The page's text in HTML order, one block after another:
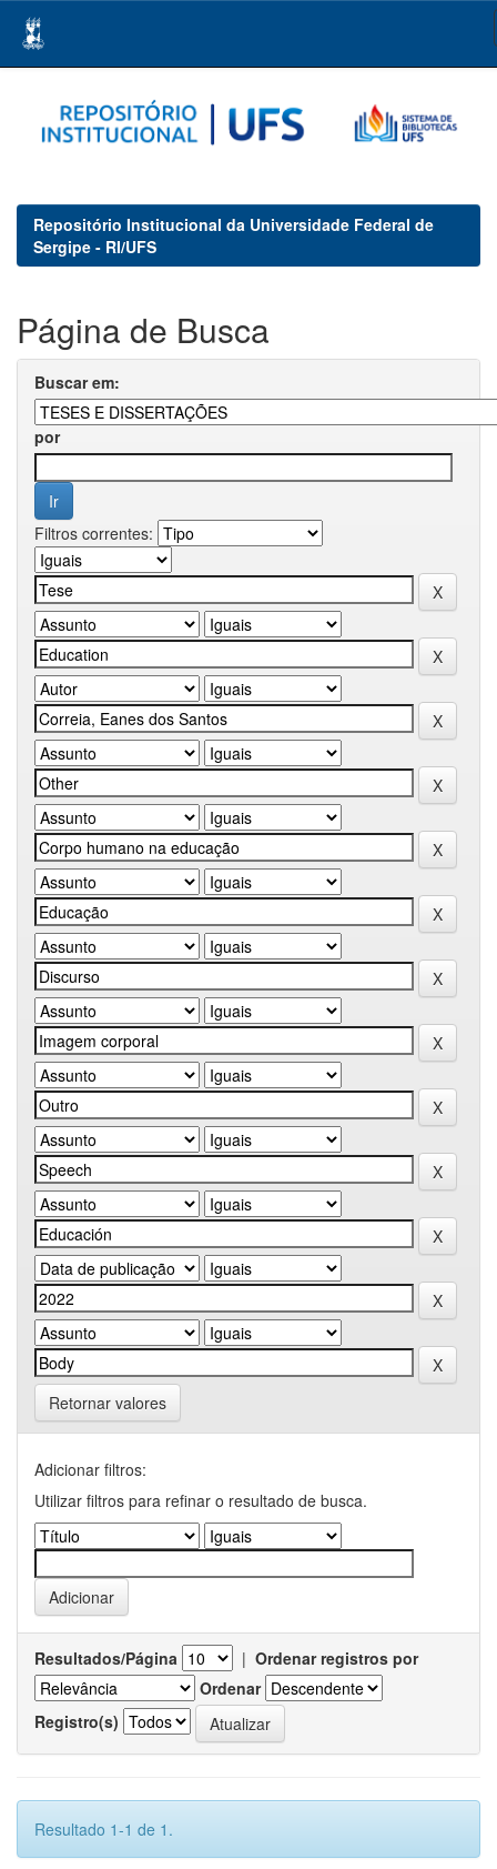
navigation
Repositório Institucional da Universidade Federal de
Sergipe - RI/UFS
Página de Busca
Buscar em:
por
Filtros correntes:
Retornar valores
Adicionar filtros:
Utilizar filtros para refinar o resultado de busca.
Resultados/Página | Ordenar registros por
Ordenar
Registro(s)
Resultado 1-1 de 1.